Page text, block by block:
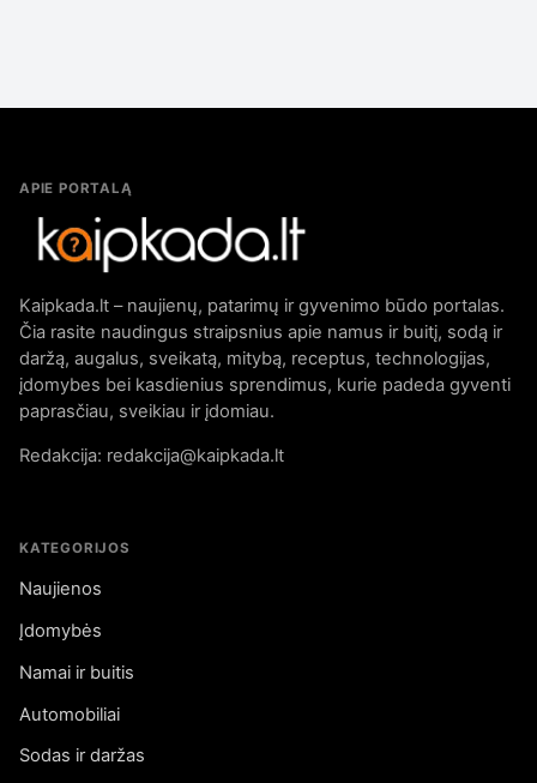
APIE PORTALĄ
Kaipkada.lt – naujienų, patarimų ir gyvenimo būdo portalas.
Čia rasite naudingus straipsnius apie namus ir buitį, sodą ir
daržą, augalus, sveikatą, mitybą, receptus, technologijas,
įdomybes bei kasdienius sprendimus, kurie padeda gyventi
paprasčiau, sveikiau ir įdomiau.
Redakcija: redakcija@kaipkada.lt
KATEGORIJOS
Naujienos
Įdomybės
Namai ir buitis
Automobiliai
Sodas ir daržas